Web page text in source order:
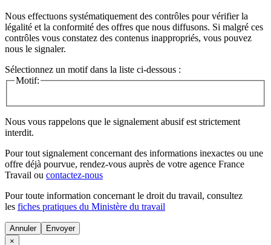
Nous effectuons systématiquement des contrôles pour vérifier la
légalité et la conformité des offres que nous diffusons. Si malgré ces
contrôles vous constatez des contenus inappropriés, vous pouvez
nous le signaler.
Sélectionnez un motif dans la liste ci-dessous :
Motif:
Nous vous rappelons que le signalement abusif est strictement
interdit.
Pour tout signalement concernant des informations inexactes ou une
offre déjà pourvue, rendez-vous auprès de votre agence France
Travail ou contactez-nous
Pour toute information concernant le droit du travail, consultez
les fiches pratiques du Ministère du travail
Annuler
×